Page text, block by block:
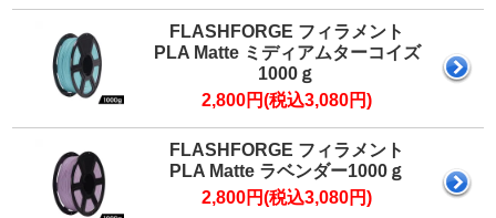
FLASHFORGE フィラメント
PLA Matte ミディアムターコイズ
1000ｇ
2,800円(税込3,080円)
FLASHFORGE フィラメント
PLA Matte ラベンダー1000ｇ
2,800円(税込3,080円)